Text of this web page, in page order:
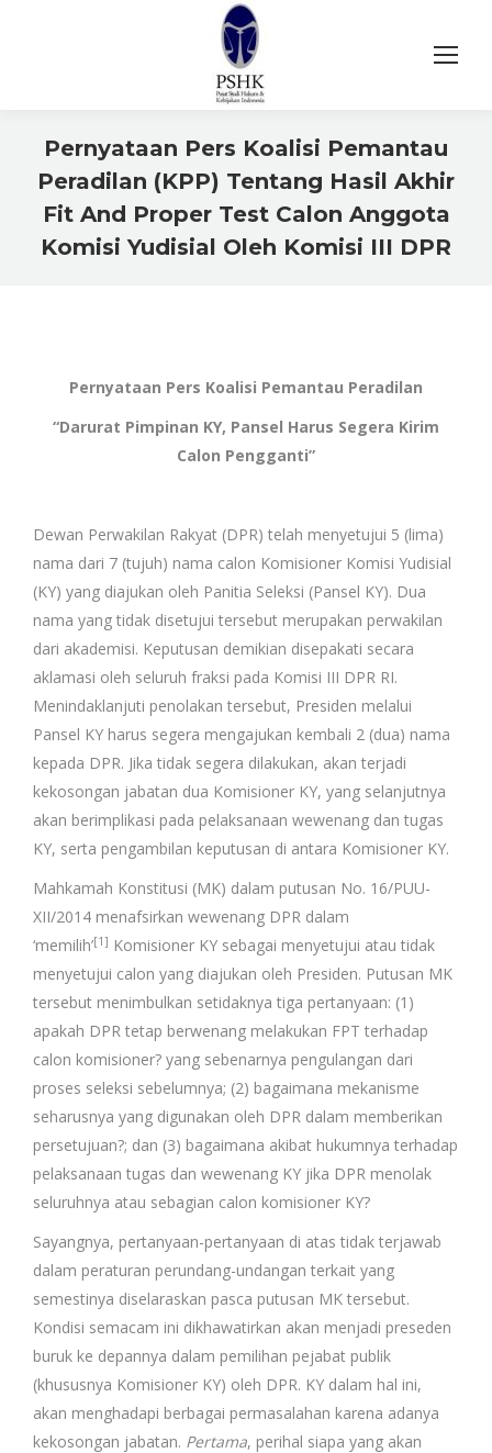
Pernyataan Pers Koalisi Pemantau
Peradilan (KPP) Tentang Hasil Akhir
Fit And Proper Test Calon Anggota
Komisi Yudisial Oleh Komisi III DPR
Pernyataan Pers Koalisi Pemantau Peradilan
“Darurat Pimpinan KY, Pansel Harus Segera Kirim
Calon Pengganti”
Dewan Perwakilan Rakyat (DPR) telah menyetujui 5 (lima)
nama dari 7 (tujuh) nama calon Komisioner Komisi Yudisial
(KY) yang diajukan oleh Panitia Seleksi (Pansel KY). Dua
nama yang tidak disetujui tersebut merupakan perwakilan
dari akademisi. Keputusan demikian disepakati secara
aklamasi oleh seluruh fraksi pada Komisi III DPR RI.
Menindaklanjuti penolakan tersebut, Presiden melalui
Pansel KY harus segera mengajukan kembali 2 (dua) nama
kepada DPR. Jika tidak segera dilakukan, akan terjadi
kekosongan jabatan dua Komisioner KY, yang selanjutnya
akan berimplikasi pada pelaksanaan wewenang dan tugas
KY, serta pengambilan keputusan di antara Komisioner KY.
Mahkamah Konstitusi (MK) dalam putusan No. 16/PUU-
XII/2014 menafsirkan wewenang DPR dalam
‘memilih’[1] Komisioner KY sebagai menyetujui atau tidak
menyetujui calon yang diajukan oleh Presiden. Putusan MK
tersebut menimbulkan setidaknya tiga pertanyaan: (1)
apakah DPR tetap berwenang melakukan FPT terhadap
calon komisioner? yang sebenarnya pengulangan dari
proses seleksi sebelumnya; (2) bagaimana mekanisme
seharusnya yang digunakan oleh DPR dalam memberikan
persetujuan?; dan (3) bagaimana akibat hukumnya terhadap
pelaksanaan tugas dan wewenang KY jika DPR menolak
seluruhnya atau sebagian calon komisioner KY?
Sayangnya, pertanyaan-pertanyaan di atas tidak terjawab
dalam peraturan perundang-undangan terkait yang
semestinya diselaraskan pasca putusan MK tersebut.
Kondisi semacam ini dikhawatirkan akan menjadi preseden
buruk ke depannya dalam pemilihan pejabat publik
(khususnya Komisioner KY) oleh DPR. KY dalam hal ini,
akan menghadapi berbagai permasalahan karena adanya
kekosongan jabatan. Pertama, perihal siapa yang akan